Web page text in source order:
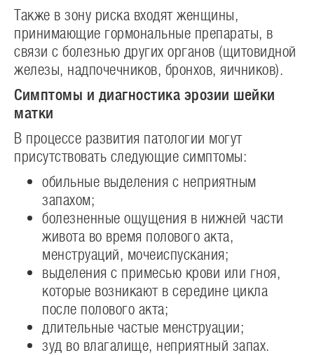
Также в зону риска входят женщины,
принимающие гормональные препараты, в
связи с болезнью других органов (щитовидной
железы, надпочечников, бронхов, яичников).
Симптомы и диагностика эрозии шейки
матки
В процессе развития патологии могут
присутствовать следующие симптомы:
обильные выделения с неприятным
запахом;
болезненные ощущения в нижней части
живота во время полового акта,
менструаций, мочеиспускания;
выделения с примесью крови или гноя,
которые возникают в середине цикла
после полового акта;
длительные частые менструации;
зуд во влагалище, неприятный запах.